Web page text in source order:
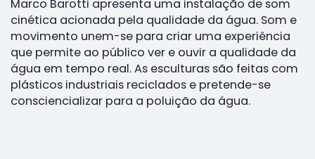
Marco Barotti apresenta uma instalação de som
cinética acionada pela qualidade da água. Som e
movimento unem-se para criar uma experiência
que permite ao público ver e ouvir a qualidade da
água em tempo real. As esculturas são feitas com
plásticos industriais reciclados e pretende-se
consciencializar para a poluição da água.